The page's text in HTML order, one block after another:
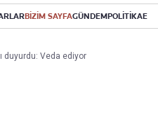
BİZİM SAYFAGÜNDEMPOLİTİKA
duyurdu: Veda ediyor